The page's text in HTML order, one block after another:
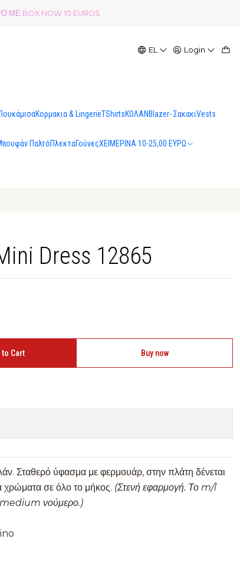
EL Login
ΠουκάμισαΚορμακια & LingerieTShirtsΚΟΛΑΝ Blazer- ΣακακιVests
ΠαλτόΠλεκταΓούνεςΧΕΙΜΕΡΙΝΑ 10-25,00 ΕΥΡΩ
BOX NOW 10 EUROS
Dress 12865
Cart Buy now
Σταθερό ύφασμα με φερμουάρ, στην πλάτη δένεται
χρώματα σε όλο το μήκος. (Στενή εφαρμογή. Το m/l
medium νούμερο.)